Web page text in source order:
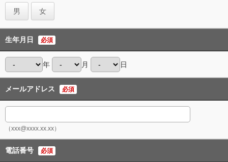
男 女
生年月日 必須
年 月 日
メールアドレス 必須
（xxx@xxxx.xx.xx）
電話番号 必須